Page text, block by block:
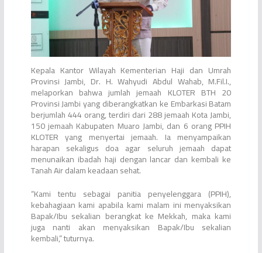
Kepala Kantor Wilayah Kementerian Haji dan Umrah
Provinsi Jambi, Dr. H. Wahyudi Abdul Wahab, M.Fil.I.,
melaporkan bahwa jumlah jemaah KLOTER BTH 20
Provinsi Jambi yang diberangkatkan ke Embarkasi Batam
berjumlah 444 orang, terdiri dari 288 jemaah Kota Jambi,
150 jemaah Kabupaten Muaro Jambi, dan 6 orang PPIH
KLOTER yang menyertai jemaah. Ia menyampaikan
harapan sekaligus doa agar seluruh jemaah dapat
menunaikan ibadah haji dengan lancar dan kembali ke
Tanah Air dalam keadaan sehat.
“Kami tentu sebagai panitia penyelenggara (PPIH),
kebahagiaan kami apabila kami malam ini menyaksikan
Bapak/Ibu sekalian berangkat ke Mekkah, maka kami
juga nanti akan menyaksikan Bapak/Ibu sekalian
kembali,” tuturnya.